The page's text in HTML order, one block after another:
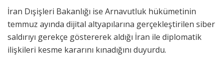
İran Dışişleri Bakanlığı ise Arnavutluk hükümetinin
temmuz ayında dijital altyapılarına gerçekleştirilen siber
saldırıyı gerekçe göstererek aldığı İran ile diplomatik
ilişkileri kesme kararını kınadığını duyurdu.